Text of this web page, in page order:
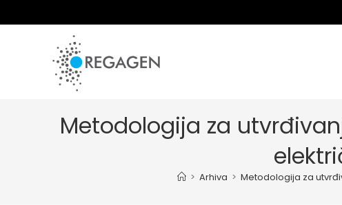
to
Metodologija za
> Arhiva > Metodologija za